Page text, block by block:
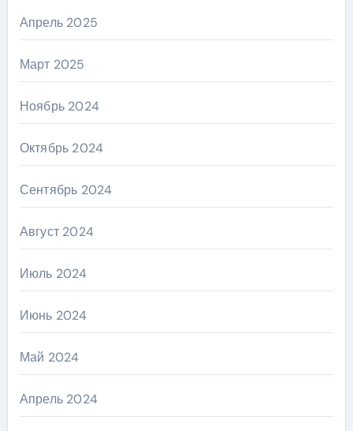
Апрель 2025
Март 2025
Ноябрь 2024
Октябрь 2024
Сентябрь 2024
Август 2024
Июль 2024
Июнь 2024
Май 2024
Апрель 2024